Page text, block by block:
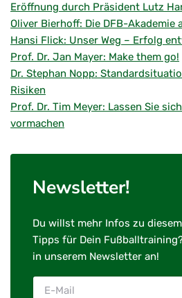
Eröffnung durch Präsident Lutz
Oliver Bierhoff: Die DFB-
Hansi Flick: Unser Weg – Erfolg
Prof. Dr. Jan Mayer: Make them go!
Dr. Stephan Nopp:
Risiken
Prof. Dr. Tim Meyer: Lassen Sie
vormachen
Newsletter!
Du willst mehr Infos zu
Tipps für Dein
in unserem Newsletter an!